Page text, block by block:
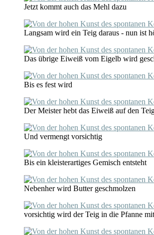
Jetzt kommt auch das Mehl dazu
Langsam wird ein Teig daraus - nun ist
Das übrige Eiweiß vom Eigelb wird
Bis es fest wird
Der Meister hebt das Eiweiß auf den
Und vermengt vorsichtig
Bis ein kleisterartiges Gemisch entsteht
Nebenher wird Butter geschmolzen
vorsichtig wird der Teig in die Pfanne